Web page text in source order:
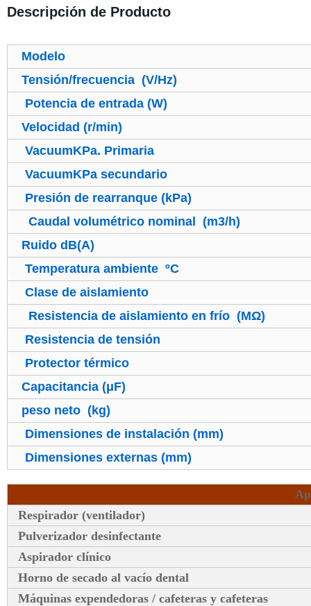
Descripción de Producto
Modelo
Tensión/frecuencia (V/Hz)
Potencia de entrada (W)
Velocidad (r/min)
VacuumKPa. Primaria
VacuumKPa secundario
Presión de rearranque (kPa)
Caudal volumétrico nominal (m3/h)
Ruido dB(A)
Temperatura ambiente ºC
Clase de aislamiento
Resistencia de aislamiento en frío (MΩ)
Resistencia de tensión
Protector térmico
Capacitancia (μF)
peso neto (kg)
Dimensiones de instalación (mm)
Dimensiones externas (mm)
Respirador (ventilador)
Pulverizador desinfectante
Aspirador clínico
Horno de secado al vacío dental
Máquinas expendedoras / cafeteras y cafeteras